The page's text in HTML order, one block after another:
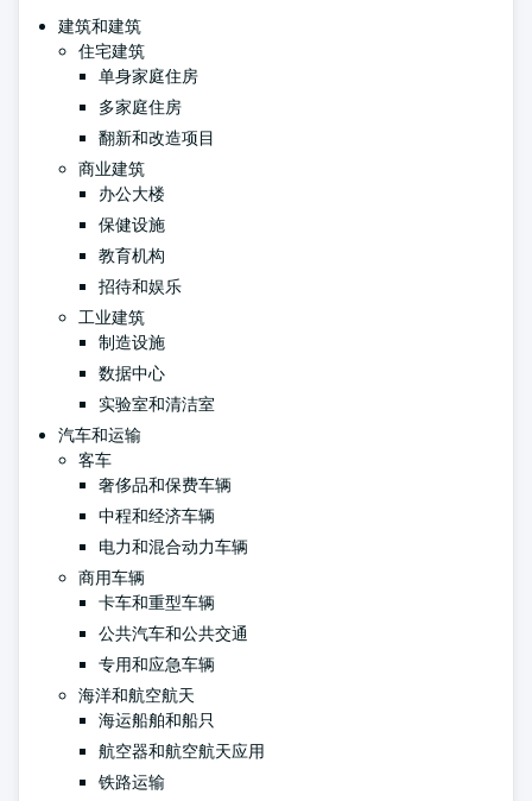
建筑和建筑
住宅建筑
单身家庭住房
多家庭住房
翻新和改造项目
商业建筑
办公大楼
保健设施
教育机构
招待和娱乐
工业建筑
制造设施
数据中心
实验室和清洁室
汽车和运输
客车
奢侈品和保费车辆
中程和经济车辆
电力和混合动力车辆
商用车辆
卡车和重型车辆
公共汽车和公共交通
专用和应急车辆
海洋和航空航天
海运船舶和船只
航空器和航空航天应用
铁路运输